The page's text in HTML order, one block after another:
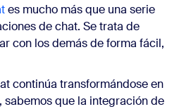
es mucho más que una serie
de chat. Se trata de
con los demás de forma fácil,
continúa transformándose en
, sabemos que la integración de